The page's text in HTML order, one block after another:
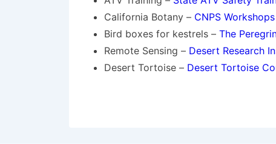
Digitalno oglašavanje predstavlja
internetskih platformi i programatskog
oglasa osobama mlađim od 18 godina,
primjena ovih odredbi ostaje
California Botany – CNPS Workshops
Bird boxes for kestrels – The
Remote Sensing – Desert Research
Desert Tortoise – Desert Tortoise